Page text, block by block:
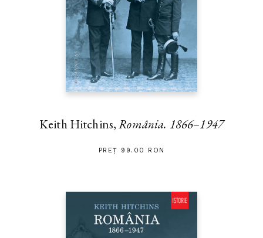
Keith Hitchins,România. 1866–1947
PREȚ 99.00 RON